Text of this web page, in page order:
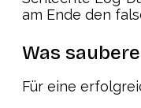
am Ende den
Was
Für eine